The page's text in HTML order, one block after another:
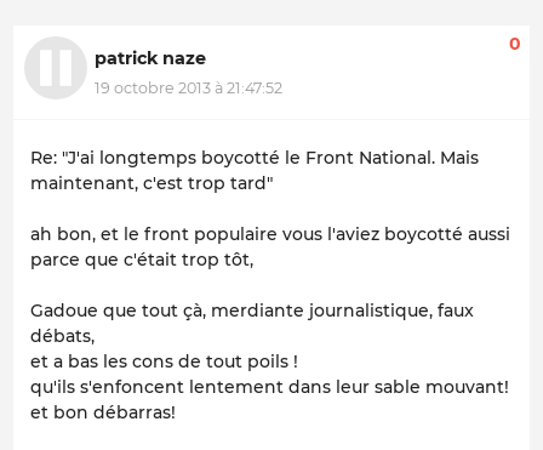
patrick naze
19 octobre 2013 à 21:47:52
0
Re: "J'ai longtemps boycotté le Front National. Mais
maintenant, c'est trop tard"
ah bon, et le front populaire vous l'aviez boycotté aussi
parce que c'était trop tôt,
Gadoue que tout çà, merdiante journalistique, faux
débats,
et a bas les cons de tout poils !
qu'ils s'enfoncent lentement dans leur sable mouvant!
et bon débarras!